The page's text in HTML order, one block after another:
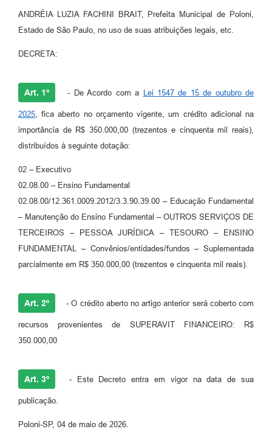
Editais
Telefones Úteis
A Prefeitura
Agenda
SIC
ANDRÉIA LUZIA FACHINI BRAIT, Prefeita Municipal de Poloni,
Estado de São Paulo, no uso de suas atribuições legais, etc.
DECRETA:
Art. 1º - De Acordo com a Lei 1547 de 15 de outubro de
2025, fica aberto no orçamento vigente, um crédito adicional na
importância de R$ 350.000,00 (trezentos e cinquenta mil reais),
distribuídos à seguinte dotação:
02 – Executivo
02.08.00 – Ensino Fundamental
02.08.00/12.361.0009.2012/3.3.90.39.00 – Educação Fundamental
– Manutenção do Ensino Fundamental – OUTROS SERVIÇOS DE
TERCEIROS – PESSOA JURÍDICA – TESOURO – ENSINO
FUNDAMENTAL – Convênios/entidades/fundos – Suplementada
parcialmente em R$ 350.000,00 (trezentos e cinquenta mil reais).
Art. 2º - O crédito aberto no artigo anterior será coberto com
recursos provenientes de SUPERAVIT FINANCEIRO: R$
350.000,00
Art. 3º - Este Decreto entra em vigor na data de sua
publicação.
Poloni-SP, 04 de maio de 2026.